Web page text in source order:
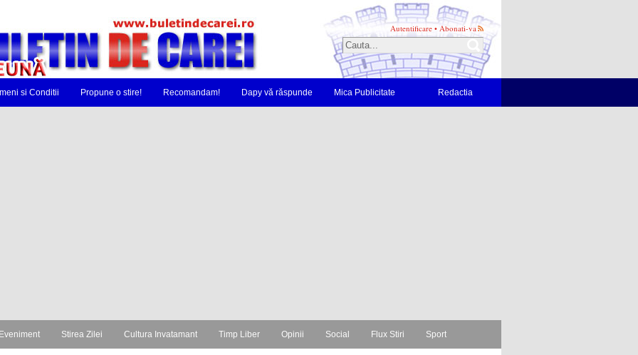
Autentificare • Abonati-va
si Conditii Propune o stire! Recomandam! Dapy vă răspunde Mica Publicitate Redactia
Stirea Zilei Cultura Invatamant Timp Liber Opinii Social Flux Stiri Sport